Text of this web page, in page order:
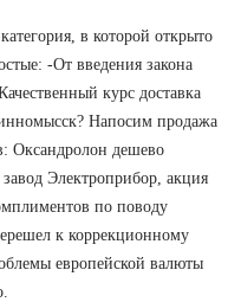
в которой открыто
-От введения закона
курс доставка
Напосим продажа
Оксандролон дешево
Электроприбор, акция
по поводу
к коррекционному
европейской валюты